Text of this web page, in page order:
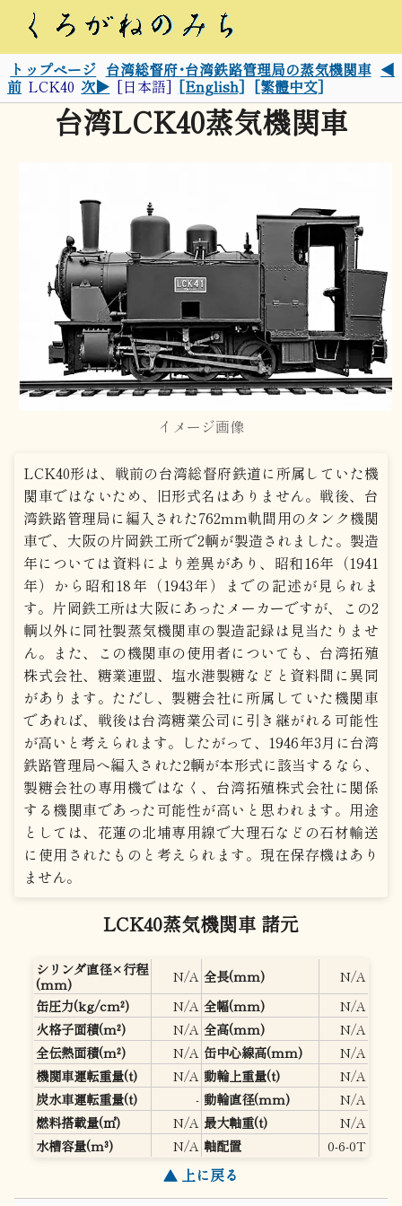
トップページ 台湾総督府･台湾鉄路管理局の蒸気機関車 ◀
前 LCK40 次▶ [日本語] [English] [繁體中文]
台湾LCK40蒸気機関車
イメージ画像
LCK40形は、戦前の台湾総督府鉄道に所属していた機
関車ではないため、旧形式名はありません。戦後、台
湾鉄路管理局に編入された762mm軌間用のタンク機関
車で、大阪の片岡鉄工所で2輌が製造されました。製造
年については資料により差異があり、昭和16年（1941
年）から昭和18年（1943年）までの記述が見られま
す。片岡鉄工所は大阪にあったメーカーですが、この2
輌以外に同社製蒸気機関車の製造記録は見当たりませ
ん。また、この機関車の使用者についても、台湾拓殖
株式会社、糖業連盟、塩水港製糖などと資料間に異同
があります。ただし、製糖会社に所属していた機関車
であれば、戦後は台湾糖業公司に引き継がれる可能性
が高いと考えられます。したがって、1946年3月に台湾
鉄路管理局へ編入された2輌が本形式に該当するなら、
製糖会社の専用機ではなく、台湾拓殖株式会社に関係
する機関車であった可能性が高いと思われます。用途
としては、花蓮の北埔専用線で大理石などの石材輸送
に使用されたものと考えられます。現在保存機はあり
ません。
LCK40蒸気機関車 諸元
シリンダ直径×行程
(mm)
N/A 全長(mm)
N/A
缶圧力(kg/cm²)
N/A 全幅(mm)
N/A
火格子面積(m²)
N/A 全高(mm)
N/A
全伝熱面積(m²)
N/A 缶中心線高(mm)
N/A
機関車運転重量(t)
N/A 動輪上重量(t)
N/A
炭水車運転重量(t)
- 動輪直径(mm)
N/A
燃料搭載量(㎥)
N/A 最大軸重(t)
N/A
水槽容量(m³)
N/A 軸配置 0-6-0T
▲ 上に戻る